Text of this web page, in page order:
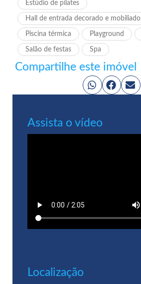
Estúdio de pilates
Hall de entrada decorado e mobiliado
Piscina térmica Playground
Salão de festas Spa
Compartilhe este imóvel
Assista o vídeo
Localização​